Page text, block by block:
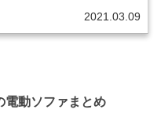
2021.03.09
電動ソファまとめ